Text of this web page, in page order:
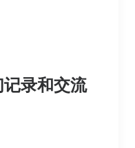
录和交流